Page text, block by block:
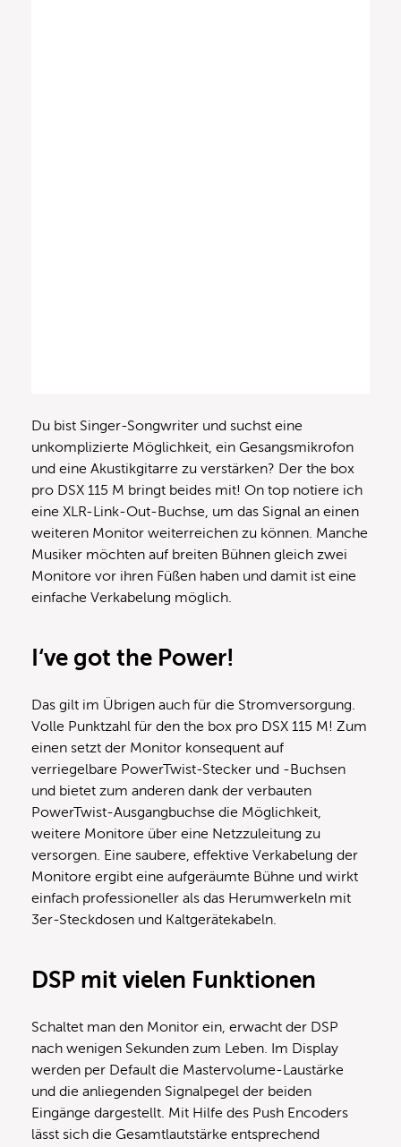
Du bist Singer-Songwriter und suchst eine
unkomplizierte Möglichkeit, ein Gesangsmikrofon
und eine Akustikgitarre zu verstärken? Der the box
pro DSX 115 M bringt beides mit! On top notiere ich
eine XLR-Link-Out-Buchse, um das Signal an einen
weiteren Monitor weiterreichen zu können. Manche
Musiker möchten auf breiten Bühnen gleich zwei
Monitore vor ihren Füßen haben und damit ist eine
einfache Verkabelung möglich.
I‘ve got the Power!
Das gilt im Übrigen auch für die Stromversorgung.
Volle Punktzahl für den the box pro DSX 115 M! Zum
einen setzt der Monitor konsequent auf
verriegelbare PowerTwist-Stecker und -Buchsen
und bietet zum anderen dank der verbauten
PowerTwist-Ausgangbuchse die Möglichkeit,
weitere Monitore über eine Netzzuleitung zu
versorgen. Eine saubere, effektive Verkabelung der
Monitore ergibt eine aufgeräumte Bühne und wirkt
einfach professioneller als das Herumwerkeln mit
3er-Steckdosen und Kaltgerätekabeln.
DSP mit vielen Funktionen
Schaltet man den Monitor ein, erwacht der DSP
nach wenigen Sekunden zum Leben. Im Display
werden per Default die Mastervolume-Laustärke
und die anliegenden Signalpegel der beiden
Eingänge dargestellt. Mit Hilfe des Push Encoders
lässt sich die Gesamtlautstärke entsprechend